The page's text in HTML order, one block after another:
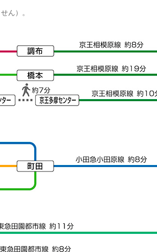
ん）。